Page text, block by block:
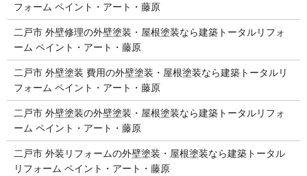
フォーム ペイント・アート・藤原
二戸市 外壁修理の外壁塗装・屋根塗装なら建築トータルリフォ
ーム ペイント・アート・藤原
二戸市 外壁塗装 費用の外壁塗装・屋根塗装なら建築トータルリ
フォーム ペイント・アート・藤原
二戸市 外壁塗装の外壁塗装・屋根塗装なら建築トータルリフォ
ーム ペイント・アート・藤原
二戸市 外装リフォームの外壁塗装・屋根塗装なら建築トータル
リフォーム ペイント・アート・藤原